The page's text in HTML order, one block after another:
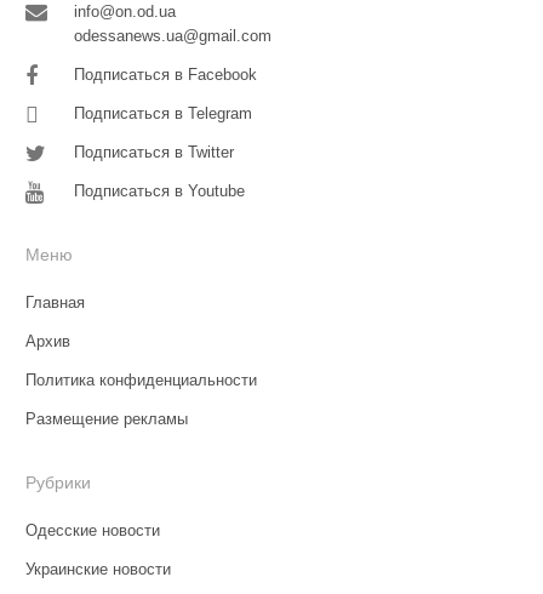
info@on.od.ua
odessanews.ua@gmail.com
Подписаться в Facebook
Подписаться в Telegram
Подписаться в Twitter
Подписаться в Youtube
Меню
Главная
Архив
Политика конфиденциальности
Размещение рекламы
Рубрики
Одесские новости
Украинские новости